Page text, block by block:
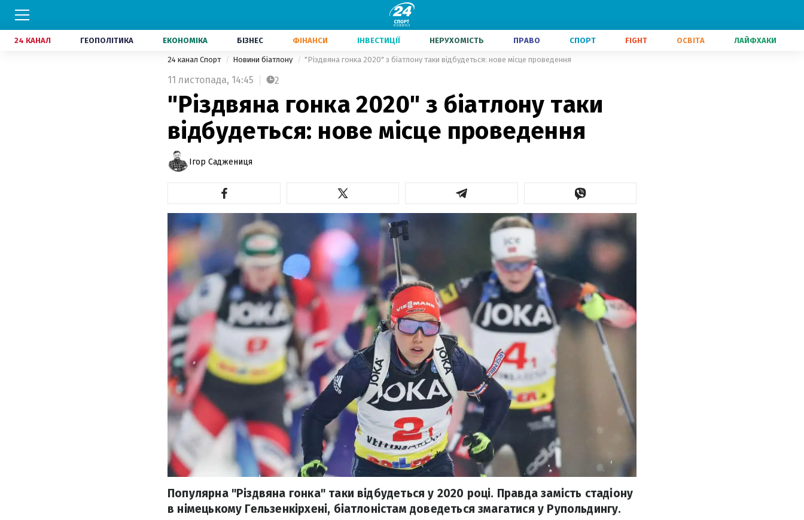
24 КАНАЛ ГЕОПОЛІТИКА ЕКОНОМІКА БІЗНЕС ФІНАНСИ ІНВЕСТИЦІЇ НЕРУХОМІСТЬ ПРАВО СПОРТ FIGHT ОСВІТА ЛАЙФХАКИ
24 канал Спорт Новини біатлону "Різдвяна гонка 2020" з біатлону таки відбудеться: нове місце проведення
11 листопада, 14:45 2
"Різдвяна гонка 2020" з біатлону таки
відбудеться: нове місце проведення
Ігор Саджениця
Популярна "Різдвяна гонка" таки відбудеться у 2020 році. Правда замість стадіону
в німецькому Гельзенкірхені, біатлоністам доведеться змагатися у Рупольдингу.